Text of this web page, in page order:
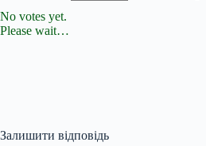
No votes yet.
Please wait…
Залишити відповідь